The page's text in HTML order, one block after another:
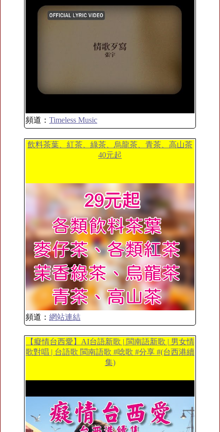
頻道： Timeless Music
飲料茶葉、紅茶、綠茶、烏龍茶、青茶、高山茶
40元起
頻道： 網站連結
【癡情台西愛】AI台語新歌 | 閩南語新歌 | 男女情
歌對唱 | 台語歌 閩南語歌 #唸歌 #分享 #(台西港續
集)